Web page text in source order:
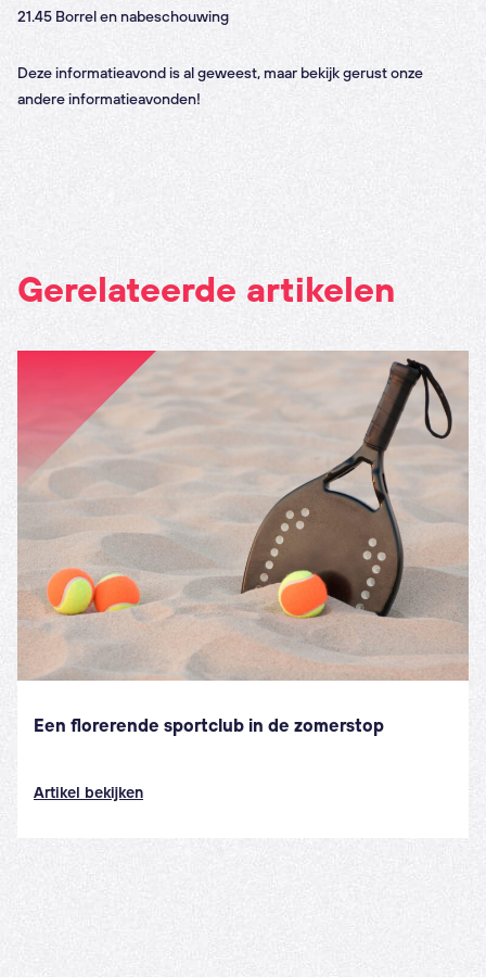
21.45 Borrel en nabeschouwing
Deze informatieavond is al geweest, maar bekijk gerust onze
andere informatieavonden!
Gerelateerde artikelen
Een florerende sportclub in de zomerstop
Artikel bekijken